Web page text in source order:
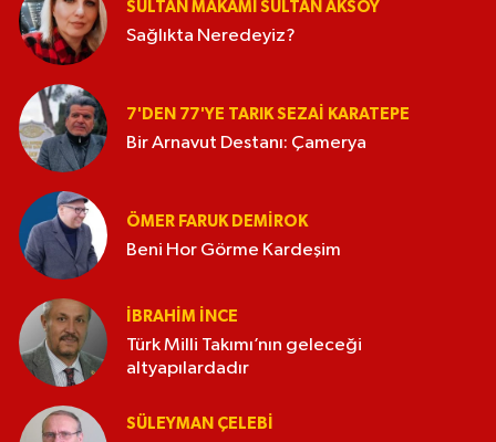
SULTAN MAKAMI SULTAN AKSOY
Sağlıkta Neredeyiz?
7'DEN 77'YE TARIK SEZAI KARATEPE
Bir Arnavut Destanı: Çamerya
ÖMER FARUK DEMIROK
Beni Hor Görme Kardeşim
İBRAHIM İNCE
Türk Milli Takımı’nın geleceği
altyapılardadır
SÜLEYMAN ÇELEBI